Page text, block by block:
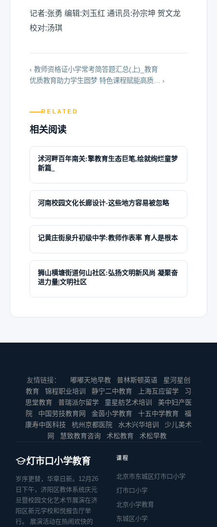
记者:张勇 编辑:刘玉红 通讯员:孙宗坤 贺文龙
校对:汤琪
‹ 教师资格证小学常考简答题汇总(上)_教育
优质教育助力学生圆梦 特色课程赋能高质… ›
RELATED
相关阅读
沭河畔百年南关:擎教育生态巨笔,绘就绚烂童梦
新篇_
河南校园文化长廊设计-这些地方容易被忽略
记黄庄街泉升初级中学:教师作表率 育人是根本
狮山横塘街道何山社区:弘扬文明新风尚 凝聚奋
进力量|文明社区
友情链接： 嘟嘟天地早教 普林斯顿英语
星河星创
教育
锦程职业培训 静宁二中教育 上海互应留学
习
思堂教育
普瑞派尔留学 童星舫艺术培训
美中妇产医
院
中国劳技教育网 金茵小学教育 十五中学教育
福
康寿中医科技
杭州京都医院 水木兴华培训
少儿美术
网
慧致教育咨询 术松教育 术松早教
灯市口小学教育
岁序更替，华章日新。12月26
日下午，济阳区教体系统庆元
旦暨校园文化艺术节展演在济
阳区新元学校和悦报告厅举
行。 展演活动在热闹欢快的
课程
北京市东城区灯市口小学
灯市口小学
北京小学教育
东城区小学